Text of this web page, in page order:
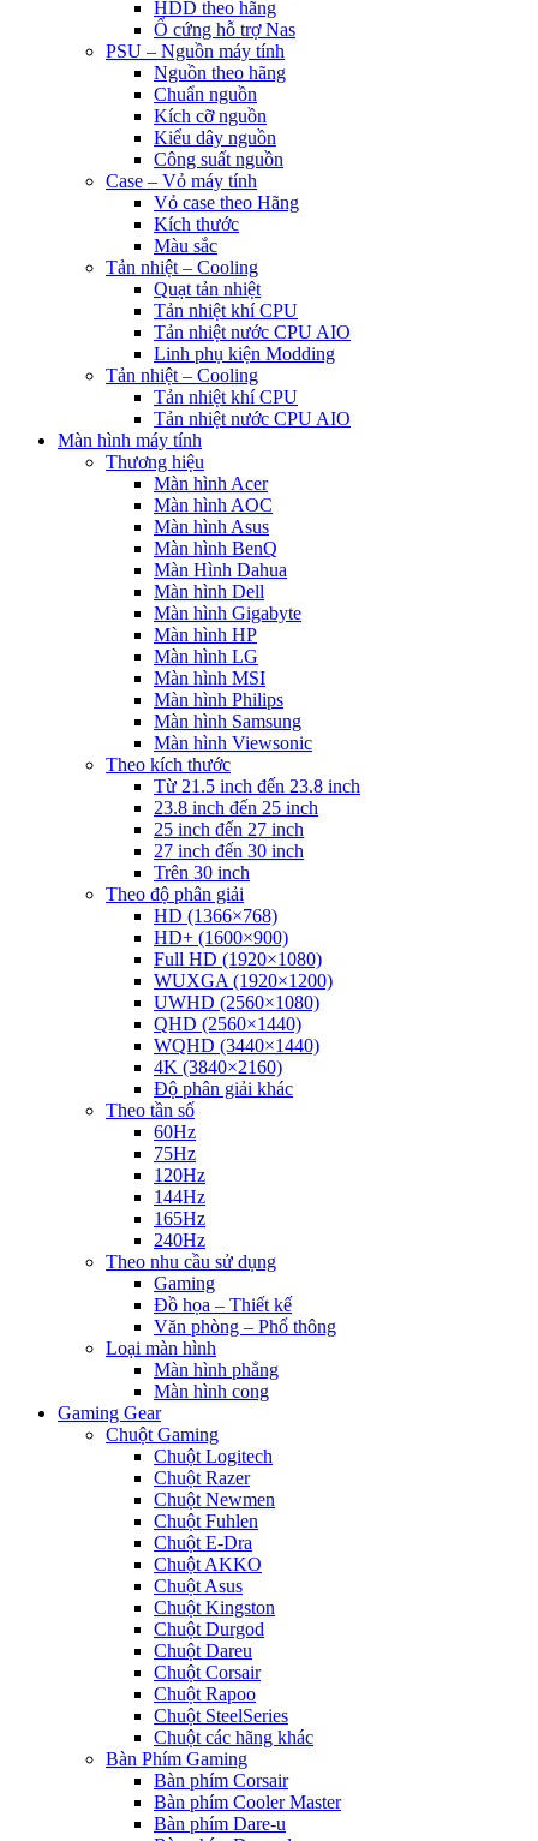
HDD theo hãng
Ổ cứng hỗ trợ Nas
PSU – Nguồn máy tính
Nguồn theo hãng
Chuẩn nguồn
Kích cỡ nguồn
Kiểu dây nguồn
Công suất nguồn
Case – Vỏ máy tính
Vỏ case theo Hãng
Kích thước
Màu sắc
Tản nhiệt – Cooling
Quạt tản nhiệt
Tản nhiệt khí CPU
Tản nhiệt nước CPU AIO
Linh phụ kiện Modding
Tản nhiệt – Cooling
Tản nhiệt khí CPU
Tản nhiệt nước CPU AIO
Màn hình máy tính
Thương hiệu
Màn hình Acer
Màn hình AOC
Màn hình Asus
Màn hình BenQ
Màn Hình Dahua
Màn hình Dell
Màn hình Gigabyte
Màn hình HP
Màn hình LG
Màn hình MSI
Màn hình Philips
Màn hình Samsung
Màn hình Viewsonic
Theo kích thước
Từ 21.5 inch đến 23.8 inch
23.8 inch đến 25 inch
25 inch đến 27 inch
27 inch đến 30 inch
Trên 30 inch
Theo độ phân giải
HD (1366×768)
HD+ (1600×900)
Full HD (1920×1080)
WUXGA (1920×1200)
UWHD (2560×1080)
QHD (2560×1440)
WQHD (3440×1440)
4K (3840×2160)
Độ phân giải khác
Theo tần số
60Hz
75Hz
120Hz
144Hz
165Hz
240Hz
Theo nhu cầu sử dụng
Gaming
Đồ họa – Thiết kế
Văn phòng – Phổ thông
Loại màn hình
Màn hình phẳng
Màn hình cong
Gaming Gear
Chuột Gaming
Chuột Logitech
Chuột Razer
Chuột Newmen
Chuột Fuhlen
Chuột E-Dra
Chuột AKKO
Chuột Asus
Chuột Kingston
Chuột Durgod
Chuột Dareu
Chuột Corsair
Chuột Rapoo
Chuột SteelSeries
Chuột các hãng khác
Bàn Phím Gaming
Bàn phím Corsair
Bàn phím Cooler Master
Bàn phím Dare-u